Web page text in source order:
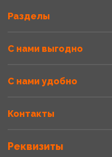
Разделы
С нами выгодно
С нами удобно
Контакты
Реквизиты